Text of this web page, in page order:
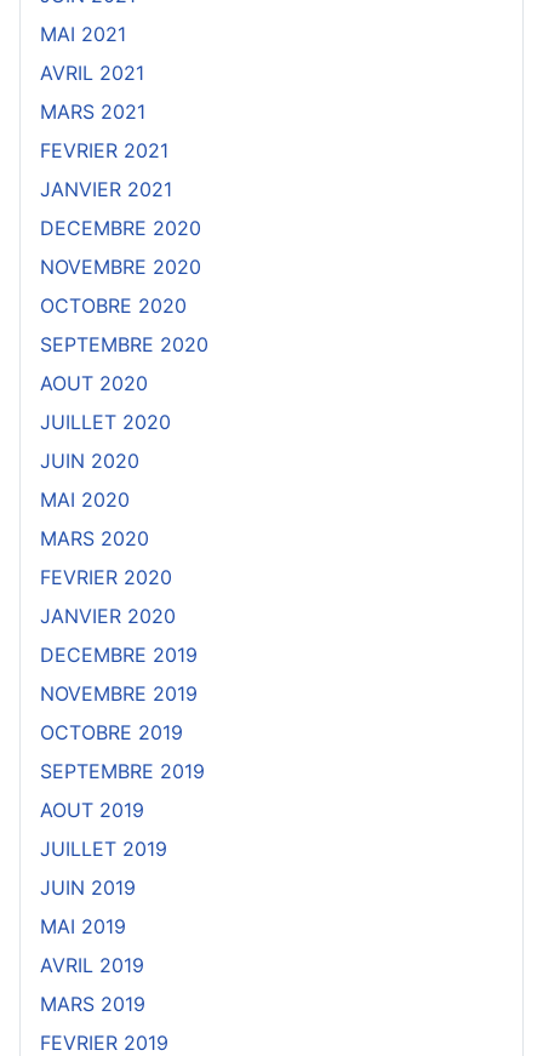
MAI 2021
AVRIL 2021
MARS 2021
FEVRIER 2021
JANVIER 2021
DECEMBRE 2020
NOVEMBRE 2020
OCTOBRE 2020
SEPTEMBRE 2020
AOUT 2020
JUILLET 2020
JUIN 2020
MAI 2020
MARS 2020
FEVRIER 2020
JANVIER 2020
DECEMBRE 2019
NOVEMBRE 2019
OCTOBRE 2019
SEPTEMBRE 2019
AOUT 2019
JUILLET 2019
JUIN 2019
MAI 2019
AVRIL 2019
MARS 2019
FEVRIER 2019